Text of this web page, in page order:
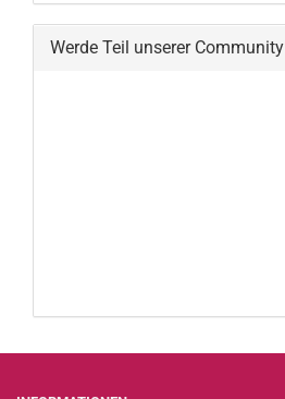
Werde Teil unserer Community